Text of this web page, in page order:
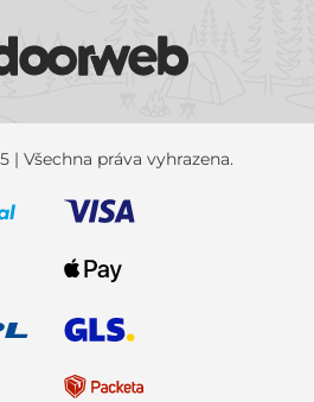
| Všechna práva vyhrazena.